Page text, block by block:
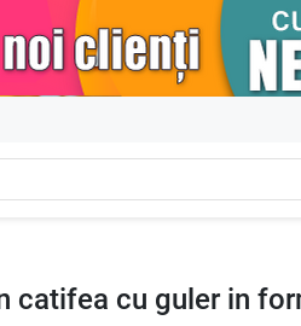
catifea cu guler in